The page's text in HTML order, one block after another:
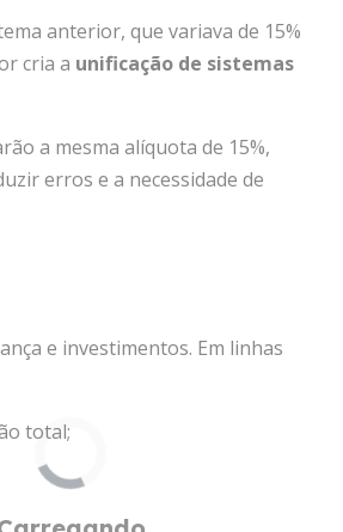
anterior, que variava de 15%
cria a unificação de sistemas
a mesma alíquota de 15%,
erros e a necessidade de
e investimentos. Em linhas
total;